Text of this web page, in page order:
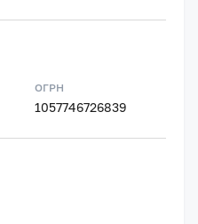
ОГРН
1057746726839